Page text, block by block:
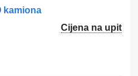
kamiona
Cijena na upit